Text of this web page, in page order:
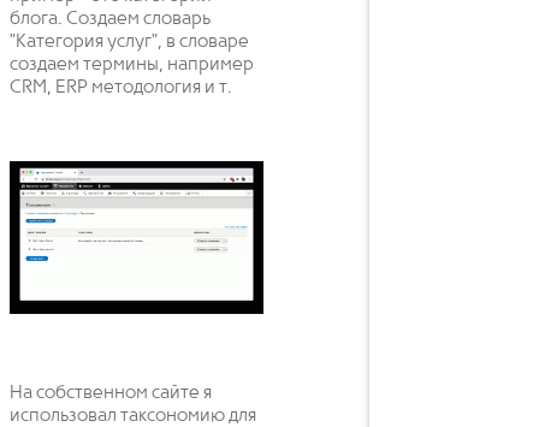
блога. Создаем словарь
"Категория услуг", в словаре
создаем термины, например
CRM, ERP методология и т.
На собственном сайте я
использовал таксономию для